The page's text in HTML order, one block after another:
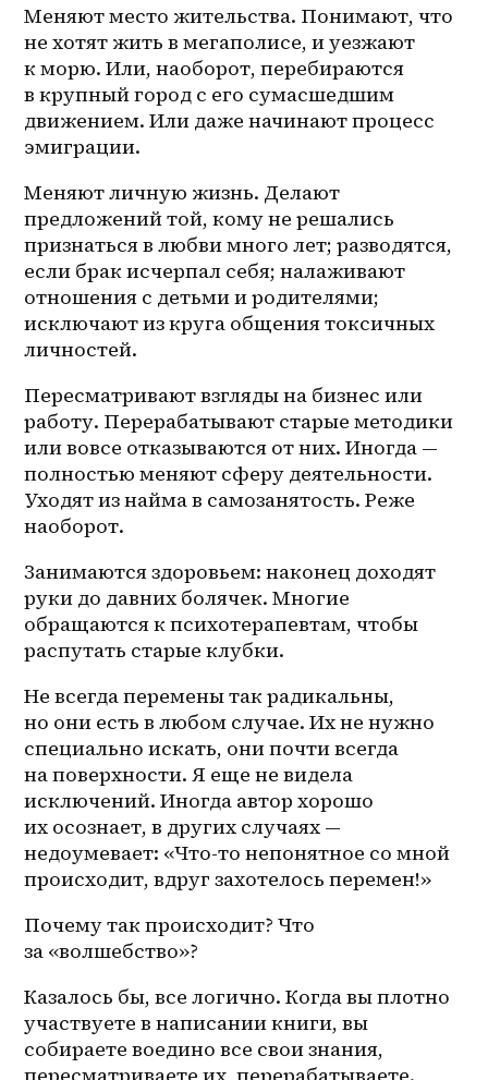
Меняют место жительства. Понимают, что
не хотят жить в мегаполисе, и уезжают
к морю. Или, наоборот, перебираются
в крупный город с его сумасшедшим
движением. Или даже начинают процесс
эмиграции.
Меняют личную жизнь. Делают
предложений той, кому не решались
признаться в любви много лет; разводятся,
если брак исчерпал себя; налаживают
отношения с детьми и родителями;
исключают из круга общения токсичных
личностей.
Пересматривают взгляды на бизнес или
работу. Перерабатывают старые методики
или вовсе отказываются от них. Иногда —
полностью меняют сферу деятельности.
Уходят из найма в самозанятость. Реже
наоборот.
Занимаются здоровьем: наконец доходят
руки до давних болячек. Многие
обращаются к психотерапевтам, чтобы
распутать старые клубки.
Не всегда перемены так радикальны,
но они есть в любом случае. Их не нужно
специально искать, они почти всегда
на поверхности. Я еще не видела
исключений. Иногда автор хорошо
их осознает, в других случаях —
недоумевает: «Что-то непонятное со мной
происходит, вдруг захотелось перемен!»
Почему так происходит? Что
за «волшебство»?
Казалось бы, все логично. Когда вы плотно
участвуете в написании книги, вы
собираете воедино все свои знания,